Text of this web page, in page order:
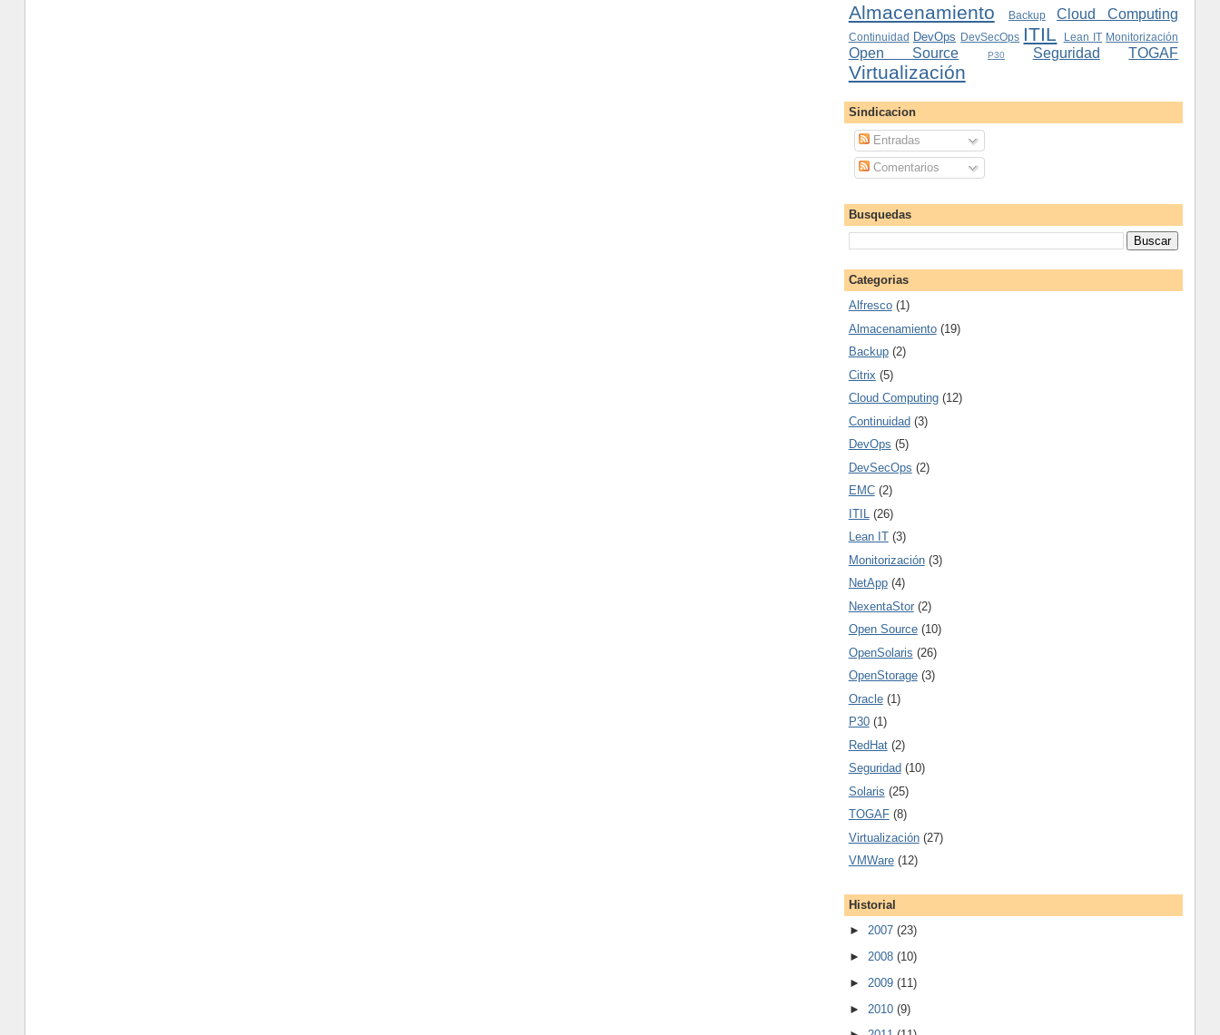
Almacenamiento Backup Cloud Computing
Continuidad DevOps DevSecOps ITIL Lean IT Monitorización
Open Source P30 Seguridad TOGAF
Virtualización
Sindicacion
Entradas
Comentarios
Busquedas
Categorias
Alfresco (1)
Almacenamiento (19)
Backup (2)
Citrix (5)
Cloud Computing (12)
Continuidad (3)
DevOps (5)
DevSecOps (2)
EMC (2)
ITIL
(26)
Lean IT (3)
Monitorización (3)
NetApp (4)
NexentaStor (2)
Open Source (10)
OpenSolaris (26)
OpenStorage (3)
Oracle (1)
P30 (1)
RedHat (2)
Seguridad (10)
Solaris (25)
TOGAF (8)
Virtualización (27)
VMWare (12)
Historial
► 2007 (23)
► 2008 (10)
► 2009 (11)
► 2010 (9)